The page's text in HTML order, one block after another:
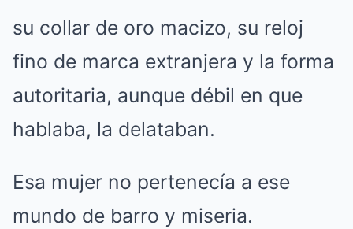
su collar de oro macizo, su reloj
fino de marca extranjera y la forma
autoritaria, aunque débil en que
hablaba, la delataban.
Esa mujer no pertenecía a ese
mundo de barro y miseria.